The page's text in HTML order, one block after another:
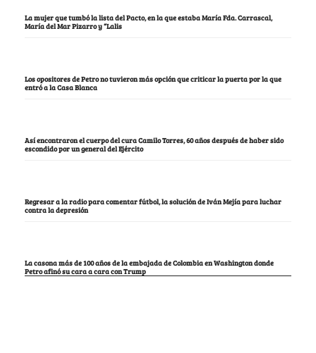
La mujer que tumbó la lista del Pacto, en la que estaba María Fda. Carrascal,
María del Mar Pizarro y “Lalis
Los opositores de Petro no tuvieron más opción que criticar la puerta por la que
entró a la Casa Blanca
Así encontraron el cuerpo del cura Camilo Torres, 60 años después de haber sido
escondido por un general del Ejército
Regresar a la radio para comentar fútbol, la solución de Iván Mejía para luchar
contra la depresión
La casona más de 100 años de la embajada de Colombia en Washington donde
Petro afinó su cara a cara con Trump